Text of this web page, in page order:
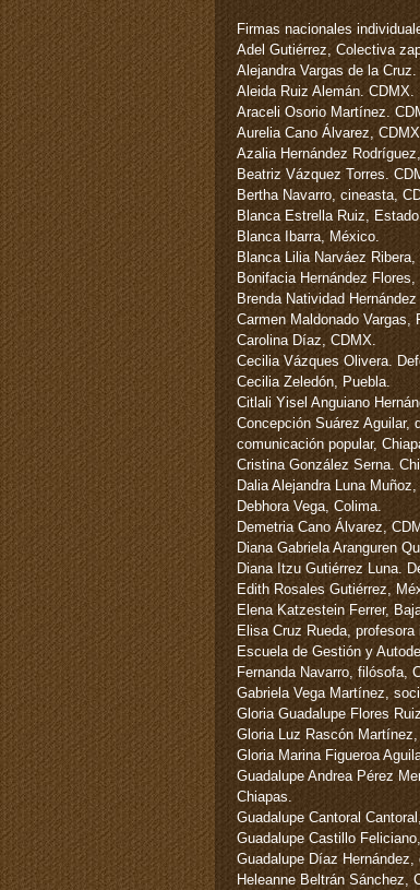
Firmas nacionales
Adel Gutiérrez, Colectiva
Alejandra Vargas de la Cruz.
Aleida Ruiz Alemán. CDMX.
Araceli Osorio Martínez.
Aurelia Cano Álvarez,
Azalia Hernández
Beatriz Vázquez Torres.
Bertha Navarro, cineasta,
Blanca Estrella Ruiz,
Blanca Ibarra, México.
Blanca Lilia Narváez
Bonifacia Hernández
Brenda Natividad
Carmen Maldonado Vargas,
Carolina Díaz, CDMX.
Cecilia Vázques Olivera.
Cecilia Zeledón, Puebla.
Citlali Yisel Anguiano
Concepción Suárez Aguilar,
comunicación popular,
Cristina González Serna.
Dalia Alejandra Luna
Debhora Vega, Colima.
Demetria Cano Álvarez,
Diana Gabriela Aranguren
Diana Itzu Gutiérrez Luna.
Edith Rosales Gutiérrez,
Elena Katzestein Ferrer,
Elisa Cruz Rueda,
Escuela de Gestión y
Fernanda Navarro, filósofa,
Gabriela Vega Martínez,
Gloria Guadalupe Flores
Gloria Luz Rascón
Gloria Marina Figueroa
Guadalupe Andrea Pérez
Chiapas.
Guadalupe Cantoral
Guadalupe Castillo
Guadalupe Díaz Hernández,
Heleanne Beltrán Sánchez,